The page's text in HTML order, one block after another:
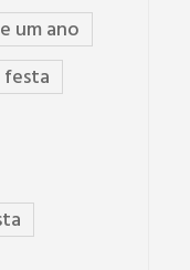
um ano
festa